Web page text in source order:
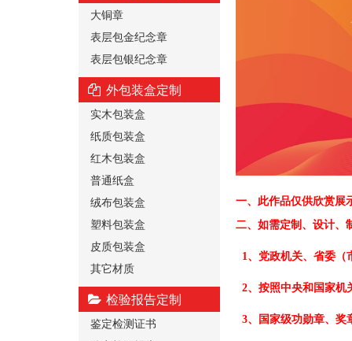
大铜章
表层包金纪念章
表层包银纪念章
外包装盒定制
实木包装盒
纸质包装盒
红木包装盒
普通纸盒
绒布包装盒
塑料包装盒
皮质包装盒
其它材质
检验报告定制
鉴定检测证书
一、 此作品仅供欣赏展
二、 如需定制、设计、
1、党政机关、省委（
2、按照中央和国家机
3、国家级功勋章、奖